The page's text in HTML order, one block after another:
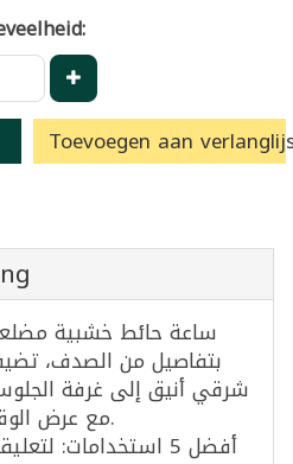
Toevoegen aan
بتفاصيل من الصدف،
شرقي أنيق إلى غرفة
مع عرض الوقت بشكل واضح وعملي.
أفضل 5 استخدامات: